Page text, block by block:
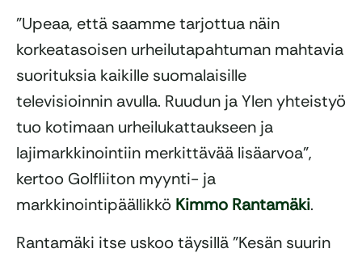
”Upeaa, että saamme tarjottua näin
korkeatasoisen urheilutapahtuman mahtavia
suorituksia kaikille suomalaisille
televisioinnin avulla. Ruudun ja Ylen yhteistyö
tuo kotimaan urheilukattaukseen ja
lajimarkkinointiin merkittävää lisäarvoa”,
kertoo Golfliiton myynti- ja
markkinointipäällikkö Kimmo Rantamäki.
Rantamäki itse uskoo täysillä ”Kesän suurin